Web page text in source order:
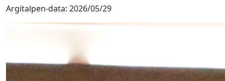
Argitalpen-data: 2026/05/29